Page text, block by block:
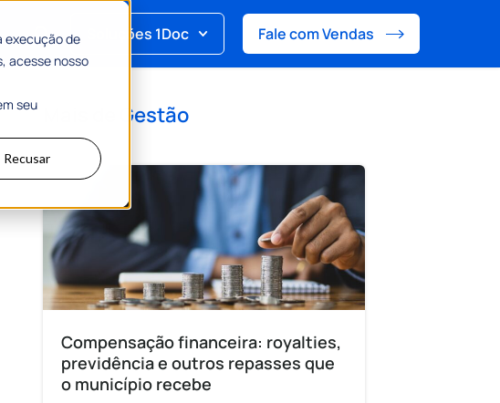
execução de
acesse nosso
seu
Recusar
Soluções 1Doc Fale com Vendas
Gestão
Compensação financeira: royalties,
previdência e outros repasses que
o município recebe